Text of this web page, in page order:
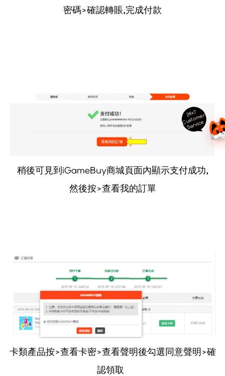
密碼>確認轉賬,完成付款
稍後可見到iGameBuy商城頁面內顯示支付成功,
然後按>查看我的訂單
卡類產品按>查看卡密>查看聲明後勾選同意聲明>確
認領取
24x7
C
ust
o
m
er
S
ervi
c
e